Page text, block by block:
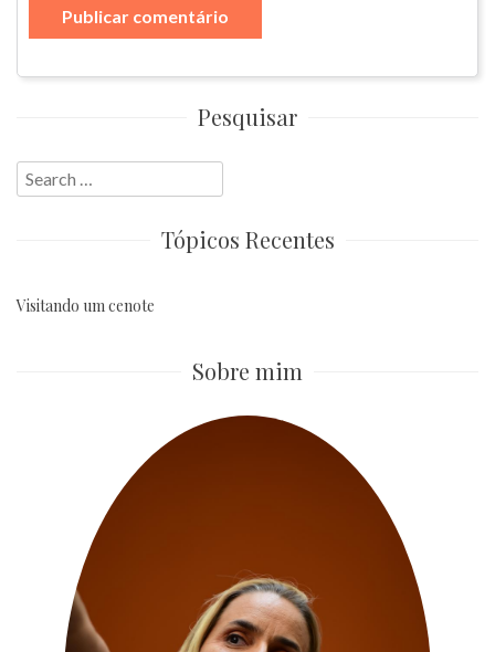
Pesquisar
Search
for:
Tópicos Recentes
Visitando um cenote
Sobre mim